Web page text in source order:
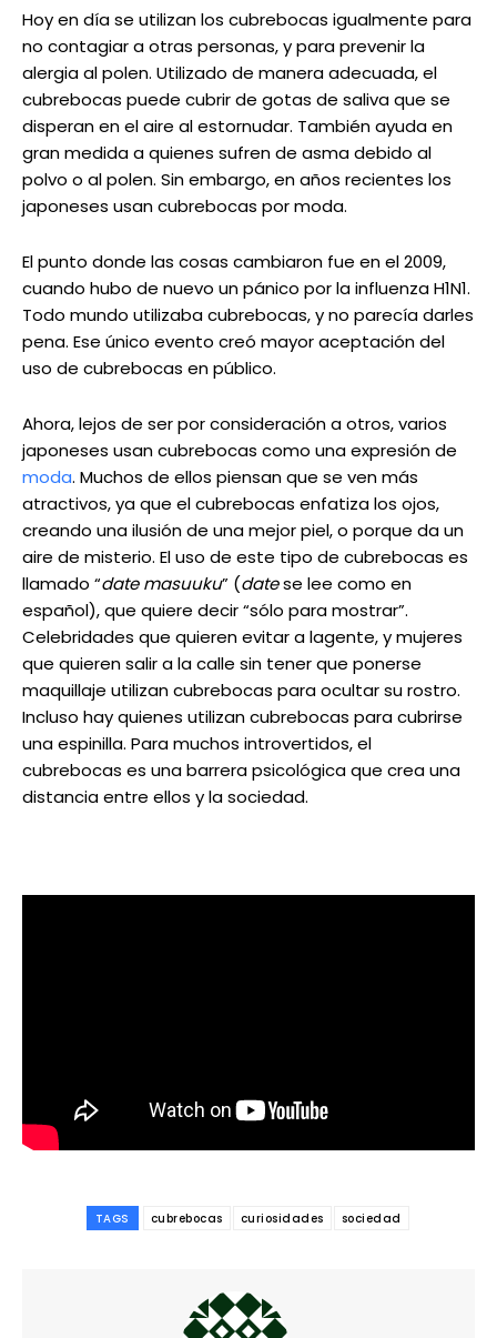
Hoy en día se utilizan los cubrebocas igualmente para
no contagiar a otras personas, y para prevenir la
alergia al polen. Utilizado de manera adecuada, el
cubrebocas puede cubrir de gotas de saliva que se
disperan en el aire al estornudar. También ayuda en
gran medida a quienes sufren de asma debido al
polvo o al polen. Sin embargo, en años recientes los
japoneses usan cubrebocas por moda.
El punto donde las cosas cambiaron fue en el 2009,
cuando hubo de nuevo un pánico por la influenza H1N1.
Todo mundo utilizaba cubrebocas, y no parecía darles
pena. Ese único evento creó mayor aceptación del
uso de cubrebocas en público.
Ahora, lejos de ser por consideración a otros, varios
japoneses usan cubrebocas como una expresión de
moda. Muchos de ellos piensan que se ven más
atractivos, ya que el cubrebocas enfatiza los ojos,
creando una ilusión de una mejor piel, o porque da un
aire de misterio. El uso de este tipo de cubrebocas es
llamado “date masuuku” (datese lee como en
español), que quiere decir “sólo para mostrar”.
Celebridades que quieren evitar a lagente, y mujeres
que quieren salir a la calle sin tener que ponerse
maquillaje utilizan cubrebocas para ocultar su rostro.
Incluso hay quienes utilizan cubrebocas para cubrirse
una espinilla. Para muchos introvertidos, el
cubrebocas es una barrera psicológica que crea una
distancia entre ellos y la sociedad.
TAGS cubrebocas curiosidades sociedad